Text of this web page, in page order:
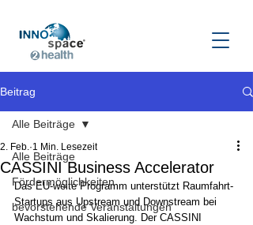
Beitrag
Alle Beiträge
Fördermöglichkeiten
bevorstehende Veranstaltungen
Alle Beiträge
CASSINI Business Accelerator
2. Feb. 1 Min. Lesezeit
Das EU-weite Programm unterstützt Raumfahrt-
Startups aus Upstream und Downstream bei
Wachstum und Skalierung. Der CASSINI